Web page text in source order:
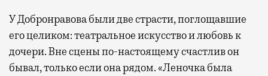
У Добронравова были две страсти, поглощавшие
его целиком: театральное искусство и любовь к
дочери. Вне сцены по-настоящему счастлив он
бывал, только если она рядом. «Леночка была